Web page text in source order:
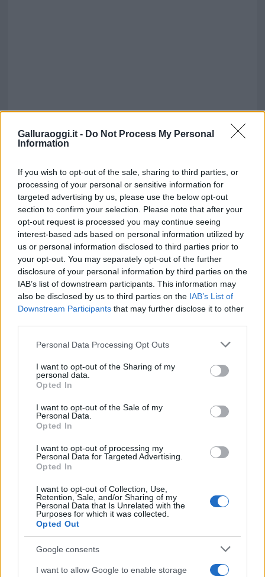
Galluraoggi.it - Do Not Process My Personal
Information
If you wish to opt-out of the sale, sharing to third parties, or
processing of your personal or sensitive information for
targeted advertising by us, please use the below opt-out
section to confirm your selection. Please note that after your
opt-out request is processed you may continue seeing
interest-based ads based on personal information utilized by
us or personal information disclosed to third parties prior to
your opt-out. You may separately opt-out of the further
disclosure of your personal information by third parties on the
IAB’s list of downstream participants. This information may
also be disclosed by us to third parties on the IAB’s List of
Downstream Participants that may further disclose it to other
Please note that this website/app uses one or more Google
not limited to your visit or usage behaviour. You may click to
grant or deny consent to Google and its third-party tags to
use your data for below specified purposes in below Google
consent section.
Personal Data Processing Opt Outs
I want to opt-out of the Sharing of my
personal data.
Opted In
I want to opt-out of the Sale of my
Personal Data.
Opted In
I want to opt-out of processing my
Personal Data for Targeted Advertising.
Opted In
I want to opt-out of Collection, Use,
Retention, Sale, and/or Sharing of my
Personal Data that Is Unrelated with the
Purposes for which it was collected.
Opted Out
Google consents
I want to allow Google to enable storage
Vuoi rimuovere le pubblicità nazionali?
Puoi abbonarti asoli € 1,10 al mese
cliccandoqui
Sei già abbonato?
Puoi effettuare l'accesso andando nella
sezioneLogindal menù del sito o
cliccandoqui
TEMI: Comune Di Badesi
Gian Mario Mamia
Notizie Badesi
Plastica Badesi
Preventing Plastic Invasion
Notizie in tempo reale?
Entra nel canale telegram di
Inviaci le tue segnalazioni,
i tuoi video e le tue foto
345 356 7512